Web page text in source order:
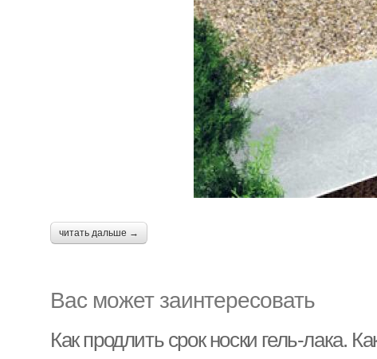
читать дальше →
Вас может заинтересовать
Как продлить срок носки гель-лака.